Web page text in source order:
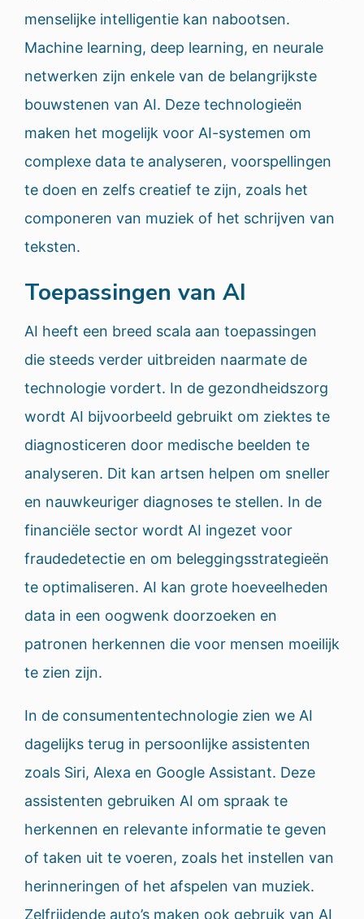
menselijke intelligentie kan nabootsen.
Machine learning, deep learning, en neurale
netwerken zijn enkele van de belangrijkste
bouwstenen van AI. Deze technologieën
maken het mogelijk voor AI-systemen om
complexe data te analyseren, voorspellingen
te doen en zelfs creatief te zijn, zoals het
componeren van muziek of het schrijven van
teksten.
Toepassingen van AI
AI heeft een breed scala aan toepassingen
die steeds verder uitbreiden naarmate de
technologie vordert. In de gezondheidszorg
wordt AI bijvoorbeeld gebruikt om ziektes te
diagnosticeren door medische beelden te
analyseren. Dit kan artsen helpen om sneller
en nauwkeuriger diagnoses te stellen. In de
financiële sector wordt AI ingezet voor
fraudedetectie en om beleggingsstrategieën
te optimaliseren. AI kan grote hoeveelheden
data in een oogwenk doorzoeken en
patronen herkennen die voor mensen moeilijk
te zien zijn.
In de consumententechnologie zien we AI
dagelijks terug in persoonlijke assistenten
zoals Siri, Alexa en Google Assistant. Deze
assistenten gebruiken AI om spraak te
herkennen en relevante informatie te geven
of taken uit te voeren, zoals het instellen van
herinneringen of het afspelen van muziek.
Zelfrijdende auto’s maken ook gebruik van AI